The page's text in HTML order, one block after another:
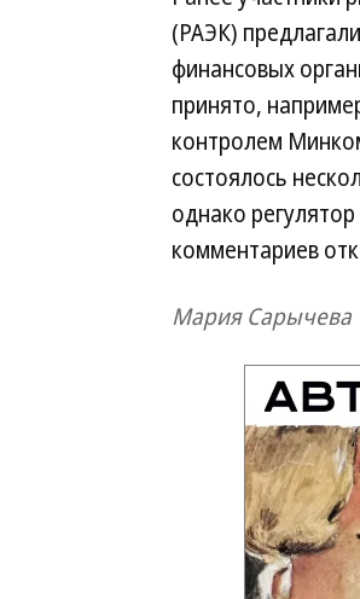
(РАЭК)
финансовых
принято,
контролем
состоялось
однако
комментариев
Мария Сарычева